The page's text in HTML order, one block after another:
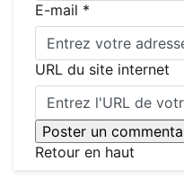
E-mail *
URL du site internet
Retour en haut